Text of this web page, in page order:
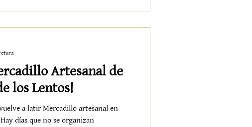
de identidad. Una forma de decir
blanco ha sabido crecer sin perder su
Artesanal de
los Lentos!
a latir Mercadillo artesanal en
días que no se organizan